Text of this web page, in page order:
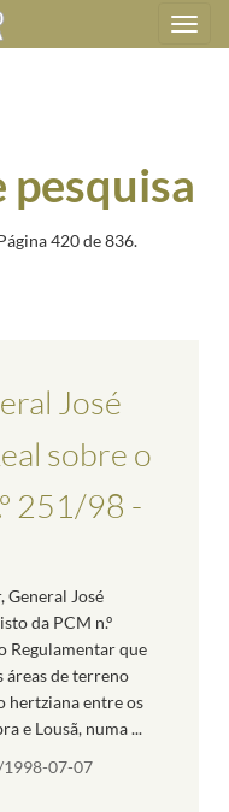
Toggle
navigation
pesquisa
420 de 836.
José
sobre o
251/98 -
General José
da PCM n.º
Regulamentar que
áreas de terreno
hertziana entre os
e Lousã, numa ...
07-07